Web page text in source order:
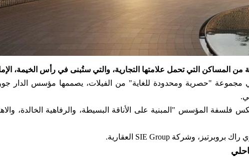
المساكن التي تحمل علامتها التجارية، والتي ستُبنى في رأس الخيمة،
مجموعة "حصرية ومحدودة للغاية" من الفيلات، يصممها مؤسس الدار
.
فلسفة المؤسس "المبنية على الأناقة البسيطة، والرفاهية الخالدة،
راك بروبرتيز، وشركة SIE Group العقارية.